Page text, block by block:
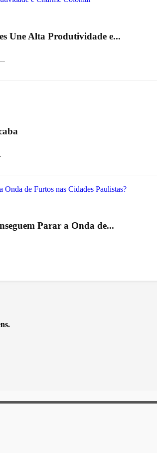
Une Alta Produtividade e...
Parar a Onda de...